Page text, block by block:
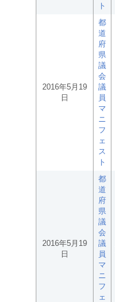
ト
2016年5月19
日
都
道
府
県
議
会
議
員
マ
ニ
フ
ェ
ス
ト
2016年5月19
日
都
道
府
県
議
会
議
員
マ
ニ
フ
ェ